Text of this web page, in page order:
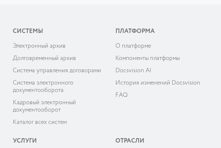
СИСТЕМЫ
Электронный архив
Долговременный архив
Система управления договорами
Система электронного
документооборота
Кадровый электронный
документооборот
Каталог всех систем
ПЛАТФОРМА
О платформе
Компоненты платформы
Docsvision AI
История изменений Docsvision
FAQ
УСЛУГИ ОТРАСЛИ